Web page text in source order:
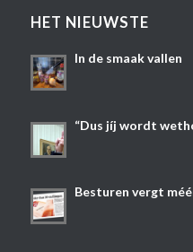
HET NIEUWSTE
In de smaak vallen
“Dus jíj wordt
Besturen vergt